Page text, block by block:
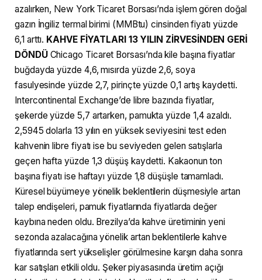
azalırken, New York Ticaret Borsası’nda işlem gören doğal
gazın İngiliz termal birimi (MMBtu) cinsinden fiyatı yüzde
6,1 arttı. KAHVE FİYATLARI 13 YILIN ZİRVESİNDEN GERİ
DÖNDÜChicago Ticaret Borsası’nda kile başına fiyatlar
buğdayda yüzde 4,6, mısırda yüzde 2,6, soya
fasulyesinde yüzde 2,7, pirinçte yüzde 0,1 artış kaydetti.
Intercontinental Exchange’de libre bazında fiyatlar,
şekerde yüzde 5,7 artarken, pamukta yüzde 1,4 azaldı.
2,5945 dolarla 13 yılın en yüksek seviyesini test eden
kahvenin libre fiyatı ise bu seviyeden gelen satışlarla
geçen hafta yüzde 1,3 düşüş kaydetti. Kakaonun ton
başına fiyatı ise haftayı yüzde 1,8 düşüşle tamamladı.
Küresel büyümeye yönelik beklentilerin düşmesiyle artan
talep endişeleri, pamuk fiyatlarında fiyatlarda değer
kaybına neden oldu. Brezilya’da kahve üretiminin yeni
sezonda azalacağına yönelik artan beklentilerle kahve
fiyatlarında sert yükselişler görülmesine karşın daha sonra
kar satışları etkili oldu. Şeker piyasasında üretim açığı